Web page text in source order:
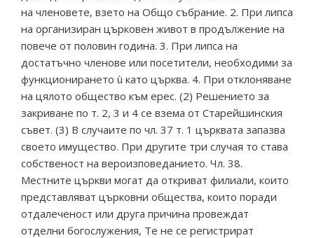
на членовете, взето на Общо събрание. 2. При липса
на организиран църковен живот в продължение на
повече от половин година. 3. При липса на
достатъчно членове или посетители, необходими за
функционирането ù като църква. 4. При отклоняване
на цялото общество към ерес. (2) Решението за
закриване по т. 2, 3 и 4 се взема от Старейшинския
съвет. (3) В случаите по чл. 37 т. 1 църквата запазва
своето имущество. При другите три случая то става
собственост на вероизповеданието. Чл. 38.
Местните църкви могат да откриват филиали, които
представляват църковни общества, които поради
отдалеченост или друга причина провеждат
отделни богослужения, Те не се регистрират